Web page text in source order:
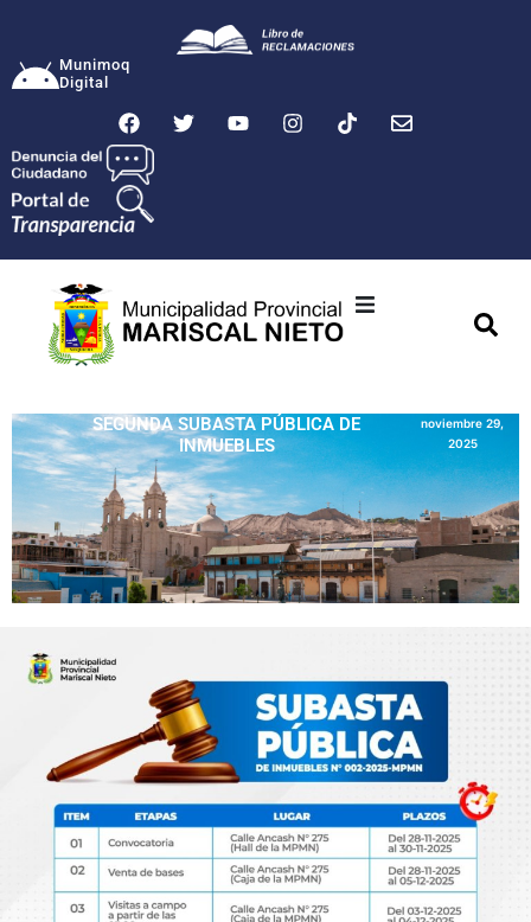
Munimoq
Digital
Transparencia
Seguridad
Programas
SEGUNDA SUBASTA PÚBLICA DE
INMUEBLES
noviembre 29,
2025